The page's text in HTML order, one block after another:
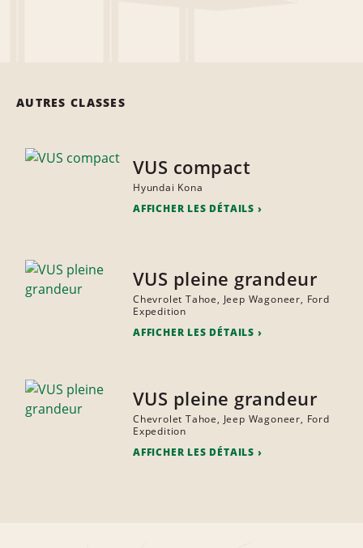
AUTRES CLASSES
VUS compact
Hyundai Kona
AFFICHER LES DÉTAILS
VUS pleine grandeur
Chevrolet Tahoe, Jeep Wagoneer, Ford
Expedition
AFFICHER LES DÉTAILS
VUS pleine grandeur
Chevrolet Tahoe, Jeep Wagoneer, Ford
Expedition
AFFICHER LES DÉTAILS